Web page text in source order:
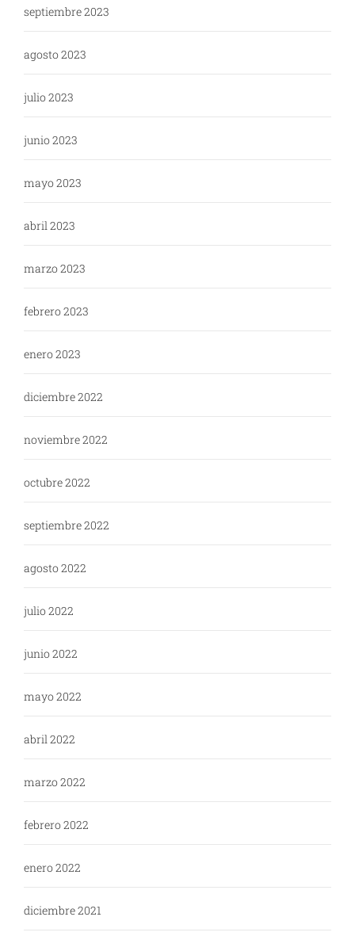
septiembre 2023
agosto 2023
julio 2023
junio 2023
mayo 2023
abril 2023
marzo 2023
febrero 2023
enero 2023
diciembre 2022
noviembre 2022
octubre 2022
septiembre 2022
agosto 2022
julio 2022
junio 2022
mayo 2022
abril 2022
marzo 2022
febrero 2022
enero 2022
diciembre 2021